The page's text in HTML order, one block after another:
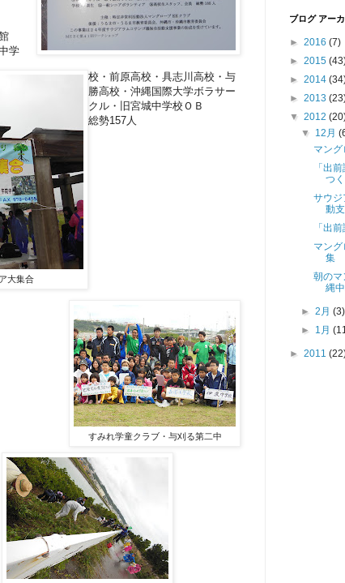
大集合
学
校・前原高校・具志川高校・与
勝高校・沖縄国際大学ボラサー
クル・旧宮城中学校ＯＢ
総勢157人
すみれ学童クラブ・与刈る第二中
ブログ アー
► 2016 (7)
► 2015
► 2014
► 2013
▼ 2012
▼ 12月
マング
「出
つ
サウジ
動
「出
マン
集
朝のマ
縄
►2月(3)
► 1月
► 2011